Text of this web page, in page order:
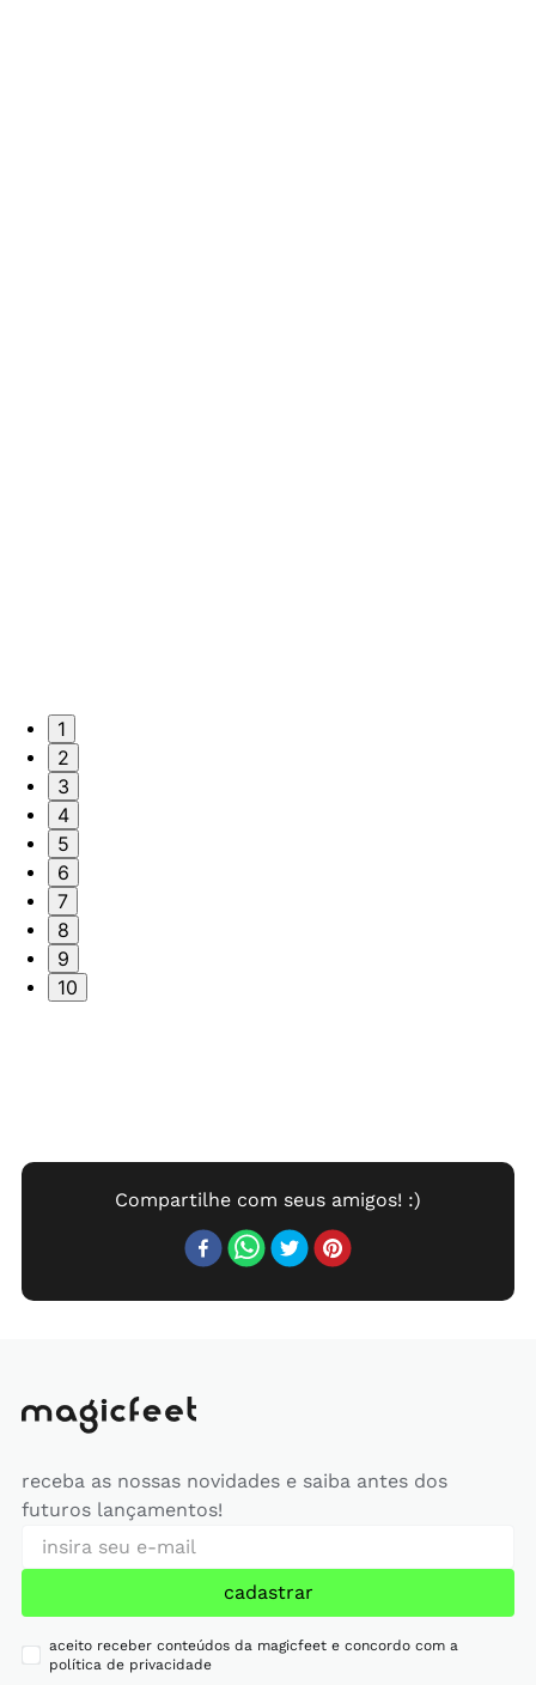
1
2
3
4
5
6
7
8
9
10
receba as nossas novidades e saiba antes dos
futuros lançamentos!
cadastrar
aceito receber conteúdos da magicfeet e concordo com a
política de privacidade